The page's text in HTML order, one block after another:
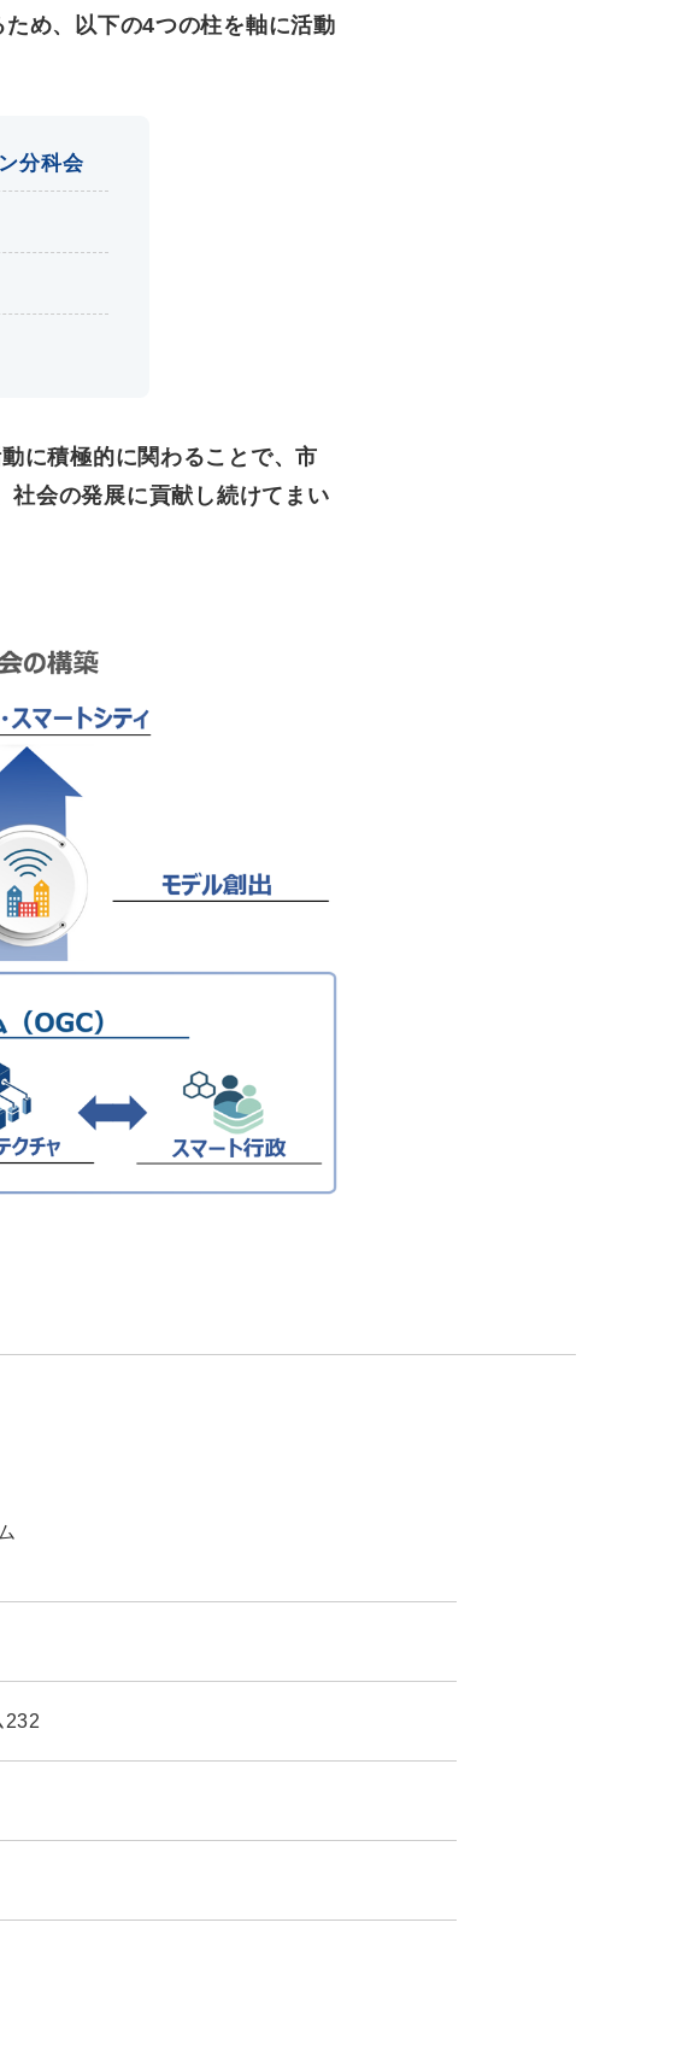
め、以下の4つの柱を軸に活動
分科会
に積極的に関わることで、市
社会の発展に貢献し続けてまい
232